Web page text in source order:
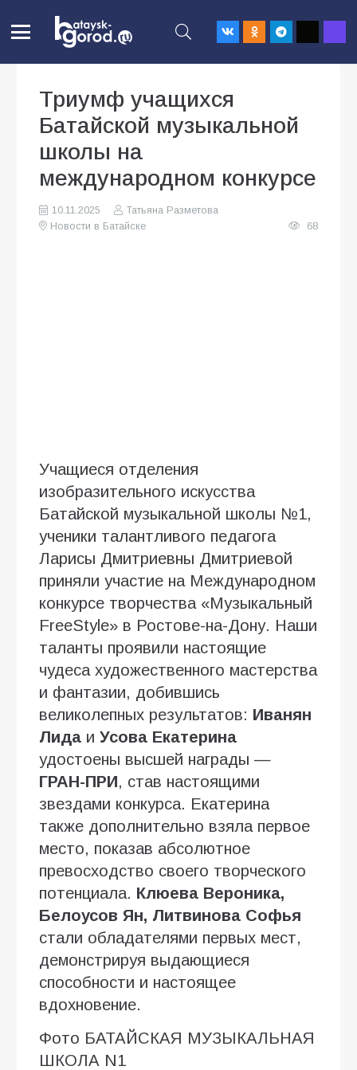
Триумф учащихся
Батайской музыкальной
школы на
международном конкурсе
10.11.2025
Татьяна Разметова
Новости в Батайске
68
Учащиеся отделения
изобразительного искусства
Батайской музыкальной школы №1,
ученики талантливого педагога
Ларисы Дмитриевны Дмитриевой
приняли участие на Международном
конкурсе творчества «Музыкальный
FreeStyle» в Ростове-на-Дону. Наши
таланты проявили настоящие
чудеса художественного мастерства
и фантазии, добившись
великолепных результатов: Иванян
Лида и Усова Екатерина
удостоены высшей награды —
ГРАН-ПРИ, став настоящими
звездами конкурса. Екатерина
также дополнительно взяла первое
место, показав абсолютное
превосходство своего творческого
потенциала. Клюева Вероника,
Белоусов Ян, Литвинова Софья
стали обладателями первых мест,
демонстрируя выдающиеся
способности и настоящее
вдохновение.
Фото БАТАЙСКАЯ МУЗЫКАЛЬНАЯ
ШКОЛА N1